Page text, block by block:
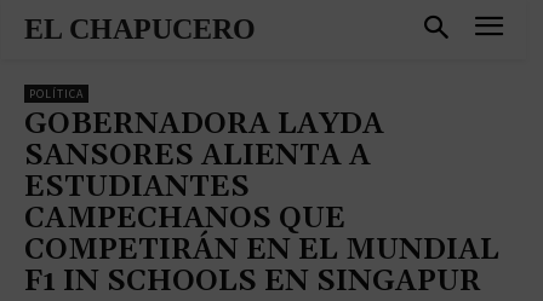
EL CHAPUCERO
POLÍTICA
GOBERNADORA LAYDA
SANSORES ALIENTA A
ESTUDIANTES
CAMPECHANOS QUE
COMPETIRÁN EN EL MUNDIAL
F1 IN SCHOOLS EN SINGAPUR